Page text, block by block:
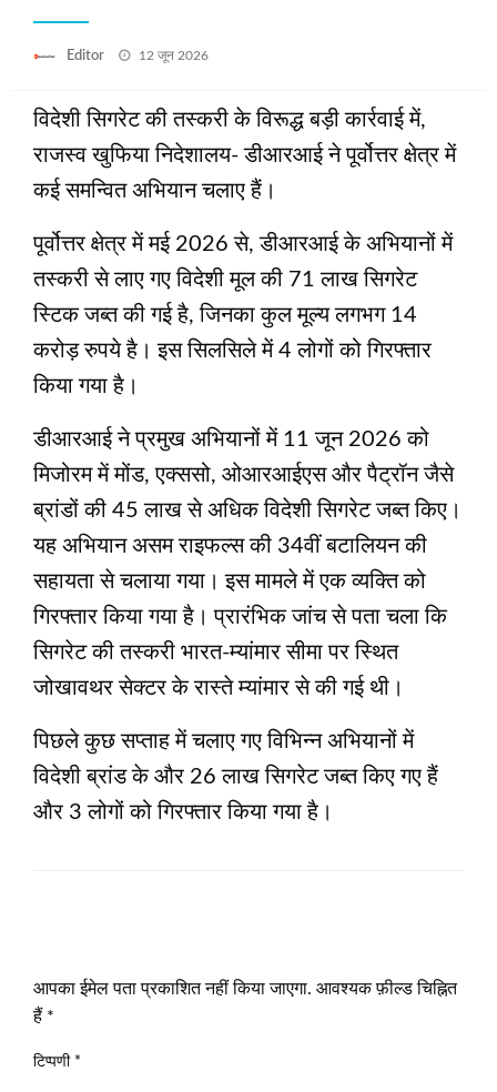
Editor
Posted
12 जून 2026
विदेशी सिगरेट की तस्करी के विरूद्ध बड़ी कार्रवाई में,
राजस्व खुफिया निदेशालय- डीआरआई ने पूर्वोत्तर क्षेत्र में
कई समन्वित अभियान चलाए हैं।
पूर्वोत्तर क्षेत्र में मई 2026 से, डीआरआई के अभियानों में
तस्करी से लाए गए विदेशी मूल की 71 लाख सिगरेट
स्टिक जब्त की गई है, जिनका कुल मूल्य लगभग 14
करोड़ रुपये है। इस सिलसिले में 4 लोगों को गिरफ्तार
किया गया है।
डीआरआई ने प्रमुख अभियानों में 11 जून 2026 को
मिजोरम में मोंड, एक्ससो, ओआरआईएस और पैट्रॉन जैसे
ब्रांडों की 45 लाख से अधिक विदेशी सिगरेट जब्त किए।
यह अभियान असम राइफल्स की 34वीं बटालियन की
सहायता से चलाया गया। इस मामले में एक व्यक्ति को
गिरफ्तार किया गया है। प्रारंभिक जांच से पता चला कि
सिगरेट की तस्करी भारत-म्यांमार सीमा पर स्थित
जोखावथर सेक्टर के रास्ते म्यांमार से की गई थी।
पिछले कुछ सप्ताह में चलाए गए विभिन्न अभियानों में
विदेशी ब्रांड के और 26 लाख सिगरेट जब्त किए गए हैं
और 3 लोगों को गिरफ्तार किया गया है।
आपका ईमेल पता प्रकाशित नहीं किया जाएगा. आवश्यक फ़ील्ड चिह्नित
हैं *
टिप्पणी *